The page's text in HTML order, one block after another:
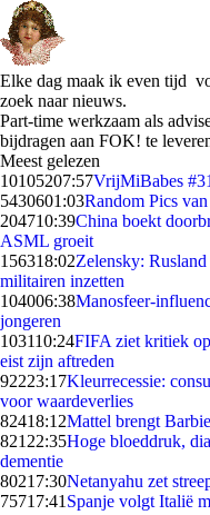
Elke dag maak ik even tijd
zoek naar nieuws.
Part-time werkzaam als
bijdragen aan FOK! te
Meest gelezen
10105207:57VrijMiBabes
5430601:03Random Pics
204710:39China boekt
ASML groeit
156318:02Zelensky:
militairen inzetten
104006:38Manosfeer-
jongeren
103110:24FIFA ziet kritiek
eist zijn aftreden
92223:17Kleurrecessie:
voor waardeverlies
82418:12Mattel brengt
821 22:35Hoge bloeddruk,
dementie
80217:30Netanyahu zet
75717:41 Spanje volgt Italië